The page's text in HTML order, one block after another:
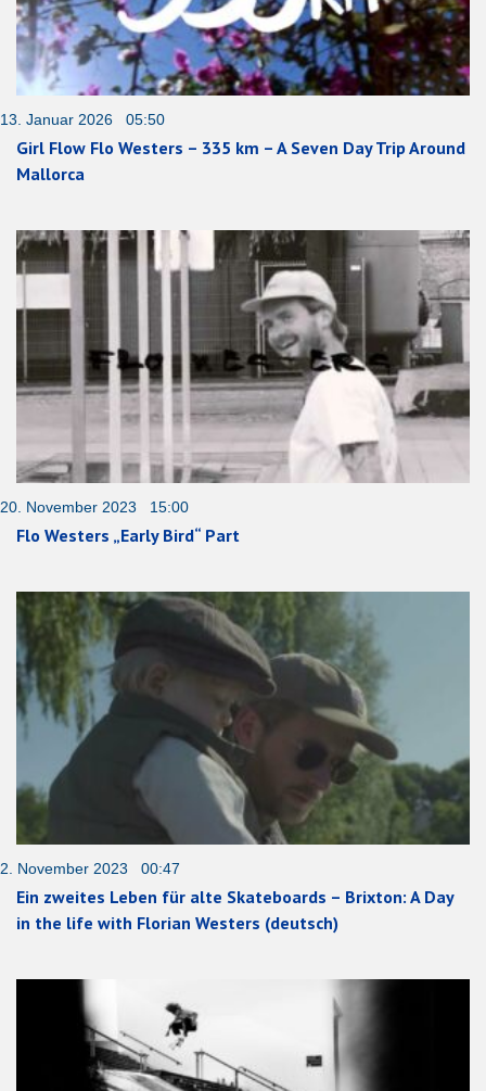
13. Januar 2026 05:50
Girl Flow Flo Westers – 335 km – A Seven Day Trip Around
Mallorca
20. November 2023 15:00
Flo Westers „Early Bird“ Part
2. November 2023 00:47
Ein zweites Leben für alte Skateboards – Brixton: A Day
in the life with Florian Westers (deutsch)